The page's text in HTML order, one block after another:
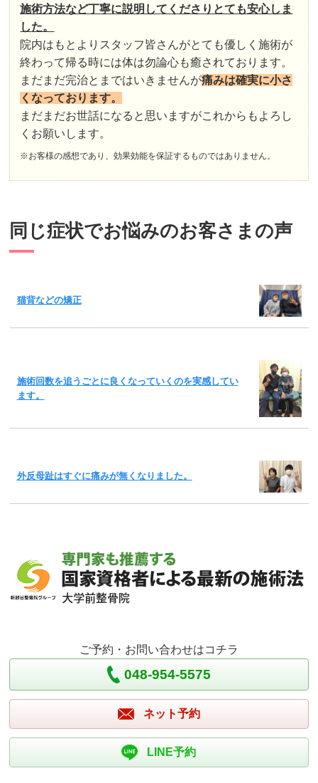
施術方法など丁寧に説明してくださりとても安心しま
した。
院内はもとよりスタッフ皆さんがとても優しく施術が
終わって帰る時には体は勿論心も癒されております。
まだまだ完治とまではいきませんが痛みは確実に小さ
くなっております。
まだまだお世話になると思いますがこれからもよろし
くお願いします。
※お客様の感想であり、効果効能を保証するものではありません。
同じ症状でお悩みのお客さまの声
猫背などの矯正
施術回数を追うごとに良くなっていくのを実感してい
ます。
外反母趾はすぐに痛みが無くなりました。
ご予約・お問い合わせはコチラ
048-954-5575
ネット予約
LINE予約